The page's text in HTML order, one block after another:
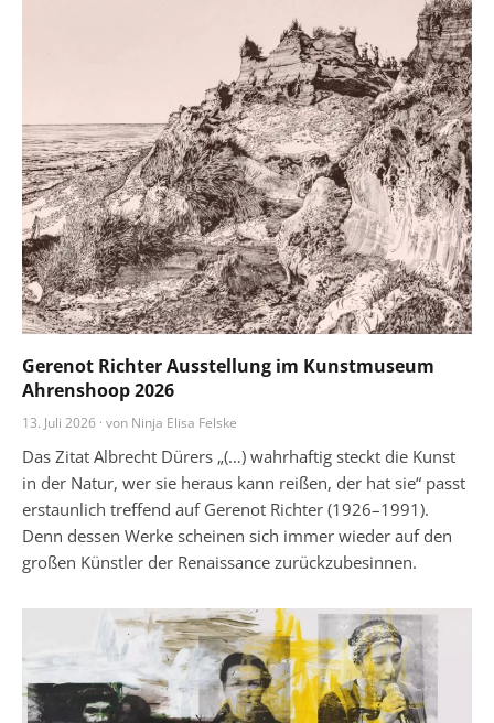
Gerenot Richter Ausstellung im Kunstmuseum
Ahrenshoop 2026
13. Juli 2026 · von Ninja Elisa Felske
Das Zitat Albrecht Dürers „(…) wahrhaftig steckt die Kunst
in der Natur, wer sie heraus kann reißen, der hat sie“ passt
erstaunlich treffend auf Gerenot Richter (1926–1991).
Denn dessen Werke scheinen sich immer wieder auf den
großen Künstler der Renaissance zurückzubesinnen.